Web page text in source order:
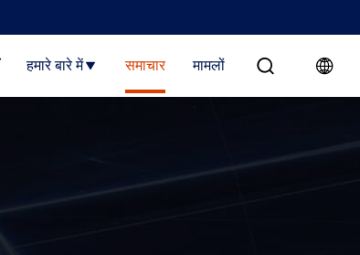
हमारे बारे में समाचार मामलों